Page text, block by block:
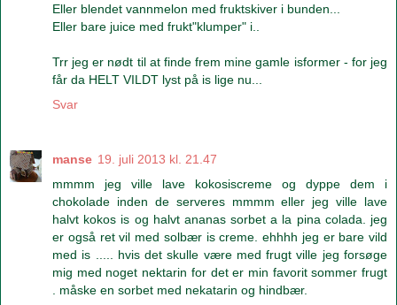
Eller blendet vannmelon med fruktskiver i bunden...
Eller bare juice med frukt"klumper" i..
Trr jeg er nødt til at finde frem mine gamle isformer - for jeg
får da HELT VILDT lyst på is lige nu...
Svar
manse 19. juli 2013 kl. 21.47
mmmm jeg ville lave kokosiscreme og dyppe dem i
chokolade inden de serveres mmmm eller jeg ville lave
halvt kokos is og halvt ananas sorbet a la pina colada. jeg
er også ret vil med solbær is creme. ehhhh jeg er bare vild
med is ..... hvis det skulle være med frugt ville jeg forsøge
mig med noget nektarin for det er min favorit sommer frugt
. måske en sorbet med nekatarin og hindbær.